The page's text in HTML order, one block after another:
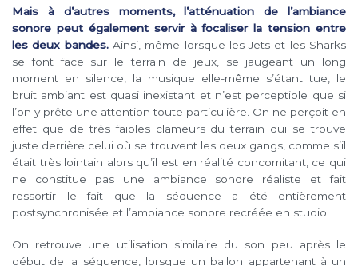
Mais à d’autres moments, l’atténuation de l’ambiance
sonore peut également servir à focaliser la tension entre
les deux bandes.Ainsi, même lorsque les Jets et les Sharks
se font face sur le terrain de jeux, se jaugeant un long
moment en silence, la musique elle-même s’étant tue, le
bruit ambiant est quasi inexistant et n’est perceptible que si
l’on y prête une attention toute particulière. On ne perçoit en
effet que de très faibles clameurs du terrain qui se trouve
juste derrière celui où se trouvent les deux gangs, comme s’il
était très lointain alors qu’il est en réalité concomitant, ce qui
ne constitue pas une ambiance sonore réaliste et fait
ressortir le fait que la séquence a été entièrement
postsynchronisée et l’ambiance sonore recréée en studio.
On retrouve une utilisation similaire du son peu après le
début de la séquence, lorsque un ballon appartenant à un